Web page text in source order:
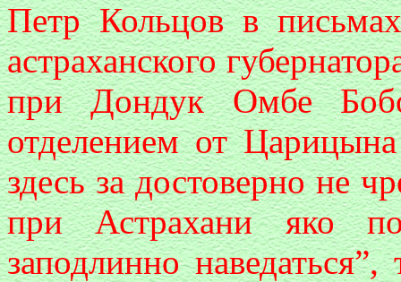
Петр Кольцов в
астраханского
при Дондук Омбе
отделением от
здесь за достоверно не
при Астрахани яко
заподлинно